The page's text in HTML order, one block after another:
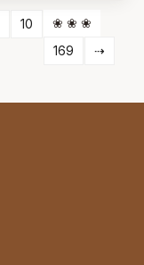
10
❀ ❀ ❀
169
⇢